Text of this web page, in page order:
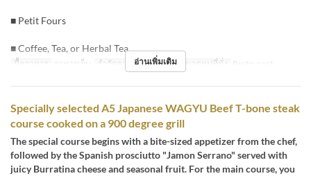
■ Petit Fours
■ Coffee, Tea, or Herbal Tea
มื้ออาหาร อาหารเย็น จำกัดการสั่งซื้อ 2 ~ 8 หมวดหมู่ที่นั่ง Restaurant
อ่านเพิ่มเติม
Specially selected A5 Japanese WAGYU Beef T-bone steak
course cooked on a 900 degree grill
The special course begins with a bite-sized appetizer from the chef,
followed by the Spanish prosciutto "Jamon Serrano" served with
juicy Burratina cheese and seasonal fruit. For the main course, you